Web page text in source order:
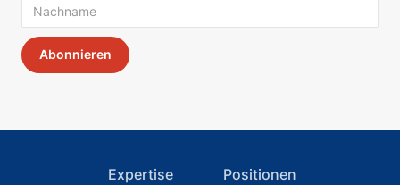
Expertise Positionen